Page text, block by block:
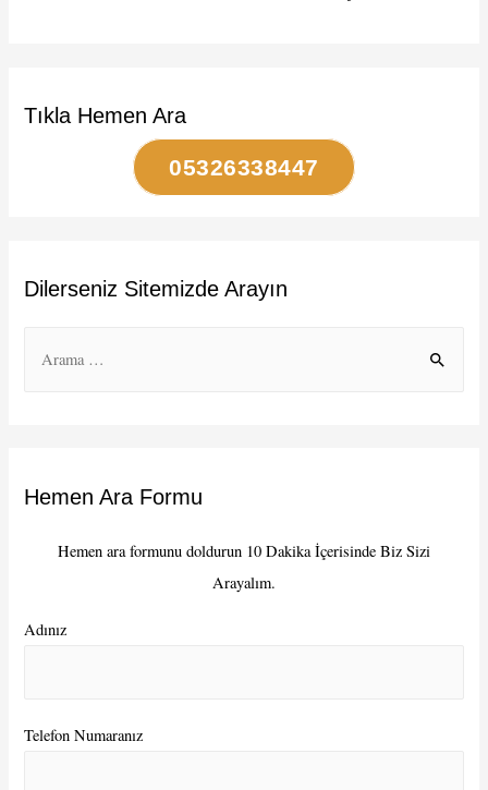
Tıkla Hemen Ara
05326338447
Dilerseniz Sitemizde Arayın
h
:
Hemen Ara Formu
Hemen ara formunu doldurun 10 Dakika İçerisinde Biz Sizi
Arayalım.
Adınız
Telefon Numaranız